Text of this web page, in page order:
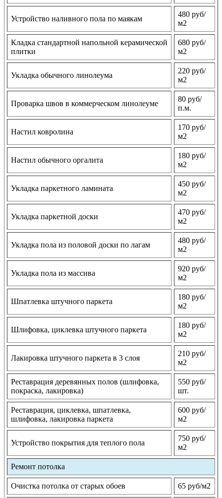
Устройство наливного пола по маякам
480 руб/
м2
Кладка стандартной напольной керамической
плитки
680 руб/
м2
Укладка обычного линолеума
220 руб/
м2
Проварка швов в коммерческом линолеуме
80 руб/
п.м.
Настил ковролина
170 руб/
м2
Настил обычного оргалита
180 руб/
м2
Укладка паркетного ламината
450 руб/
м2
Укладка паркетной доски
470 руб/
м2
Укладка пола из половой доски по лагам
480 руб/
м2
Укладка пола из массива
920 руб/
м2
Шпатлевка штучного паркета
180 руб/
м2
Шлифовка, циклевка штучного паркета
180 руб/
м2
Лакировка штучного паркета в 3 слоя
210 руб/
м2
Реставрация деревянных полов (шлифовка,
покраска, лакировка)
550 руб/
шт.
Реставрация, циклевка, шпатлевка,
шлифовка, лакировка паркета
600 руб/
м2
Устройство покрытия для теплого пола
750 руб/
м2
Ремонт потолка
Очистка потолка от старых обоев 65 руб/м2